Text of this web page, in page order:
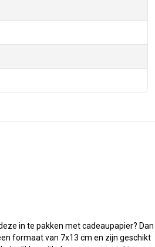
in te pakken met cadeaupapier? Dan
formaat van 7x13 cm en zijn geschikt